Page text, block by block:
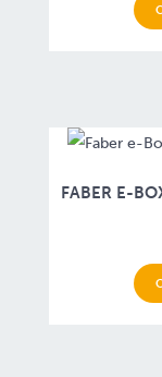
FABER E-